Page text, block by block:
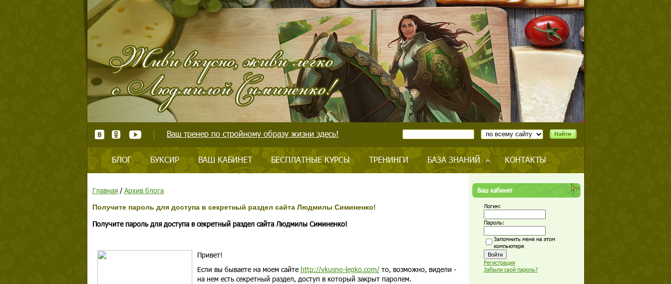
Ваш тренер по стройному образу жизни здесь!
БЛОГ БУКСИР ВАШ КАБИНЕТ БЕСПЛАТНЫЕ КУРСЫ ТРЕНИНГИ БАЗА ЗНАНИЙ КОНТАКТЫ
Главная/ Архив блога
Получите пароль для доступа в секретный раздел сайта Людмилы Симиненко!
Получите пароль для доступа в секретный раздел сайта Людмилы Симиненко!
Привет!
Если вы бываете на моем сайте http://vkusno-legko.com/то, возможно, видели -
на нем есть секретный раздел, доступ в который закрыт паролем.
Ваш кабинет
Логин:
Пароль:
Запомнить меня на этом
компьютере
Регистрация
Забыли свой пароль?